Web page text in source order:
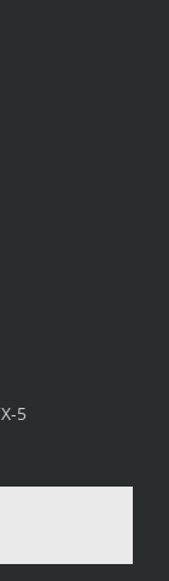
качества
5